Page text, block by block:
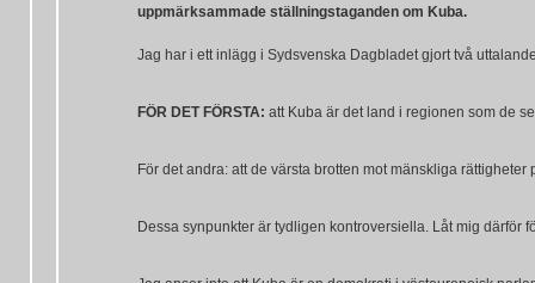
uppmärksammade ställningstaganden om Kuba.
Jag har i ett inlägg i Sydsvenska Dagbladet gjort två
FÖR DET FÖRSTA: att Kuba är det land i regionen som de
För det andra: att de värsta brotten mot mänskliga
Dessa synpunkter är tydligen kontroversiella. Låt mig därför